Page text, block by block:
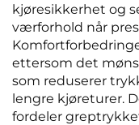
kjøresikkerhet og
værforhold når
ettersom det
som reduserer
lengre kjøreturer.
fordeler